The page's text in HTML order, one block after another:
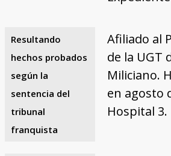
Resultando
hechos probados
según la
sentencia del
tribunal
franquista
Afiliado al
de la UGT
Miliciano.
en agosto
Hospital 3.